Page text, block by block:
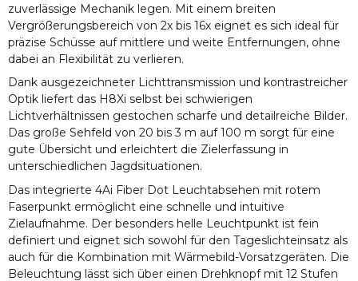
zuverlässige Mechanik legen. Mit einem breiten
Vergrößerungsbereich von 2x bis 16x eignet es sich ideal für
präzise Schüsse auf mittlere und weite Entfernungen, ohne
dabei an Flexibilität zu verlieren.
Dank ausgezeichneter Lichttransmission und kontrastreicher
Optik liefert das H8Xi selbst bei schwierigen
Lichtverhältnissen gestochen scharfe und detailreiche Bilder.
Das große Sehfeld von 20 bis 3 m auf 100 m sorgt für eine
gute Übersicht und erleichtert die Zielerfassung in
unterschiedlichen Jagdsituationen.
Das integrierte 4Ai Fiber Dot Leuchtabsehen mit rotem
Faserpunkt ermöglicht eine schnelle und intuitive
Zielaufnahme. Der besonders helle Leuchtpunkt ist fein
definiert und eignet sich sowohl für den Tageslichteinsatz als
auch für die Kombination mit Wärmebild-Vorsatzgeräten. Die
Beleuchtung lässt sich über einen Drehknopf mit 12 Stufen